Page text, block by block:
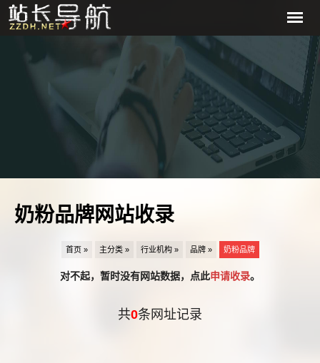
奶粉品牌网站收录
首页 » 主分类 » 行业机构 » 品牌 » 奶粉品牌
对不起，暂时没有网站数据，点此申请收录。
共0条网址记录